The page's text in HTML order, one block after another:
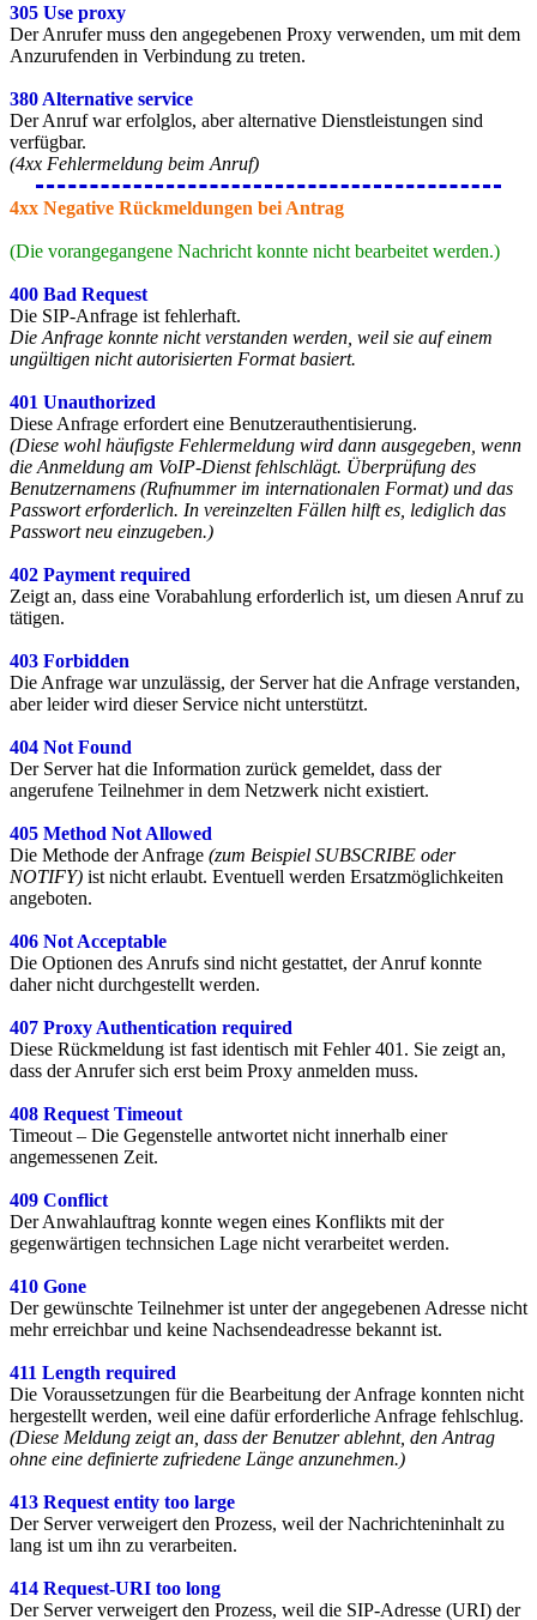
305 Use proxy
Der Anrufer muss den angegebenen Proxy verwenden, um mit dem
Anzurufenden in Verbindung zu treten.
380 Alternative service
Der Anruf war erfolglos, aber alternative Dienstleistungen sind
verfügbar.
(4xx Fehlermeldung beim Anruf)
4xx Negative Rückmeldungen bei Antrag
(Die vorangegangene Nachricht konnte nicht bearbeitet werden.)
400 Bad Request
Die SIP-Anfrage ist fehlerhaft.
Die Anfrage konnte nicht verstanden werden, weil sie auf einem
ungültigen nicht autorisierten Format basiert.
401 Unauthorized
Diese Anfrage erfordert eine Benutzerauthentisierung.
(Diese wohl häufigste Fehlermeldung wird dann ausgegeben, wenn
die Anmeldung am VoIP-Dienst fehlschlägt. Überprüfung des
Benutzernamens (Rufnummer im internationalen Format) und das
Passwort erforderlich. In vereinzelten Fällen hilft es, lediglich das
Passwort neu einzugeben.)
402 Payment required
Zeigt an, dass eine Vorabahlung erforderlich ist, um diesen Anruf zu
tätigen.
403 Forbidden
Die Anfrage war unzulässig, der Server hat die Anfrage verstanden,
aber leider wird dieser Service nicht unterstützt.
404 Not Found
Der Server hat die Information zurück gemeldet, dass der
angerufene Teilnehmer in dem Netzwerk nicht existiert.
405 Method Not Allowed
Die Methode der Anfrage (zum Beispiel SUBSCRIBE oder
NOTIFY) ist nicht erlaubt. Eventuell werden Ersatzmöglichkeiten
angeboten.
406 Not Acceptable
Die Optionen des Anrufs sind nicht gestattet, der Anruf konnte
daher nicht durchgestellt werden.
407 Proxy Authentication required
Diese Rückmeldung ist fast identisch mit Fehler 401. Sie zeigt an,
dass der Anrufer sich erst beim Proxy anmelden muss.
408 Request Timeout
Timeout – Die Gegenstelle antwortet nicht innerhalb einer
angemessenen Zeit.
409 Conflict
Der Anwahlauftrag konnte wegen eines Konflikts mit der
gegenwärtigen technsichen Lage nicht verarbeitet werden.
410 Gone
Der gewünschte Teilnehmer ist unter der angegebenen Adresse nicht
mehr erreichbar und keine Nachsendeadresse bekannt ist.
411 Length required
Die Voraussetzungen für die Bearbeitung der Anfrage konnten nicht
hergestellt werden, weil eine dafür erforderliche Anfrage fehlschlug.
(Diese Meldung zeigt an, dass der Benutzer ablehnt, den Antrag
ohne eine definierte zufriedene Länge anzunehmen.)
413 Request entity too large
Der Server verweigert den Prozess, weil der Nachrichteninhalt zu
lang ist um ihn zu verarbeiten.
414 Request-URI too long
Der Server verweigert den Prozess, weil die SIP-Adresse (URI) der